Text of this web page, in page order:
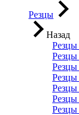
Резцы
Назад
Резцы
Резцы
Резцы
Резцы
Резцы
Резцы